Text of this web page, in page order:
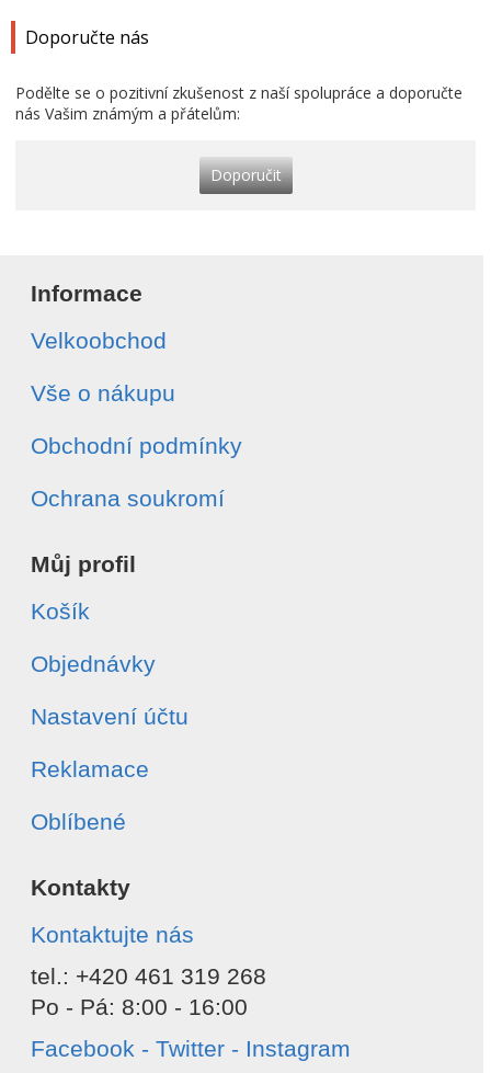
Doporučte nás
Podělte se o pozitivní zkušenost z naší spolupráce a doporučte
nás Vašim známým a přátelům:
Doporučit
Informace
Velkoobchod
Vše o nákupu
Obchodní podmínky
Ochrana soukromí
Můj profil
Košík
Objednávky
Nastavení účtu
Reklamace
Oblíbené
Kontakty
Kontaktujte nás
tel.: +420 461 319 268
Po - Pá: 8:00 - 16:00
Facebook - Twitter - Instagram